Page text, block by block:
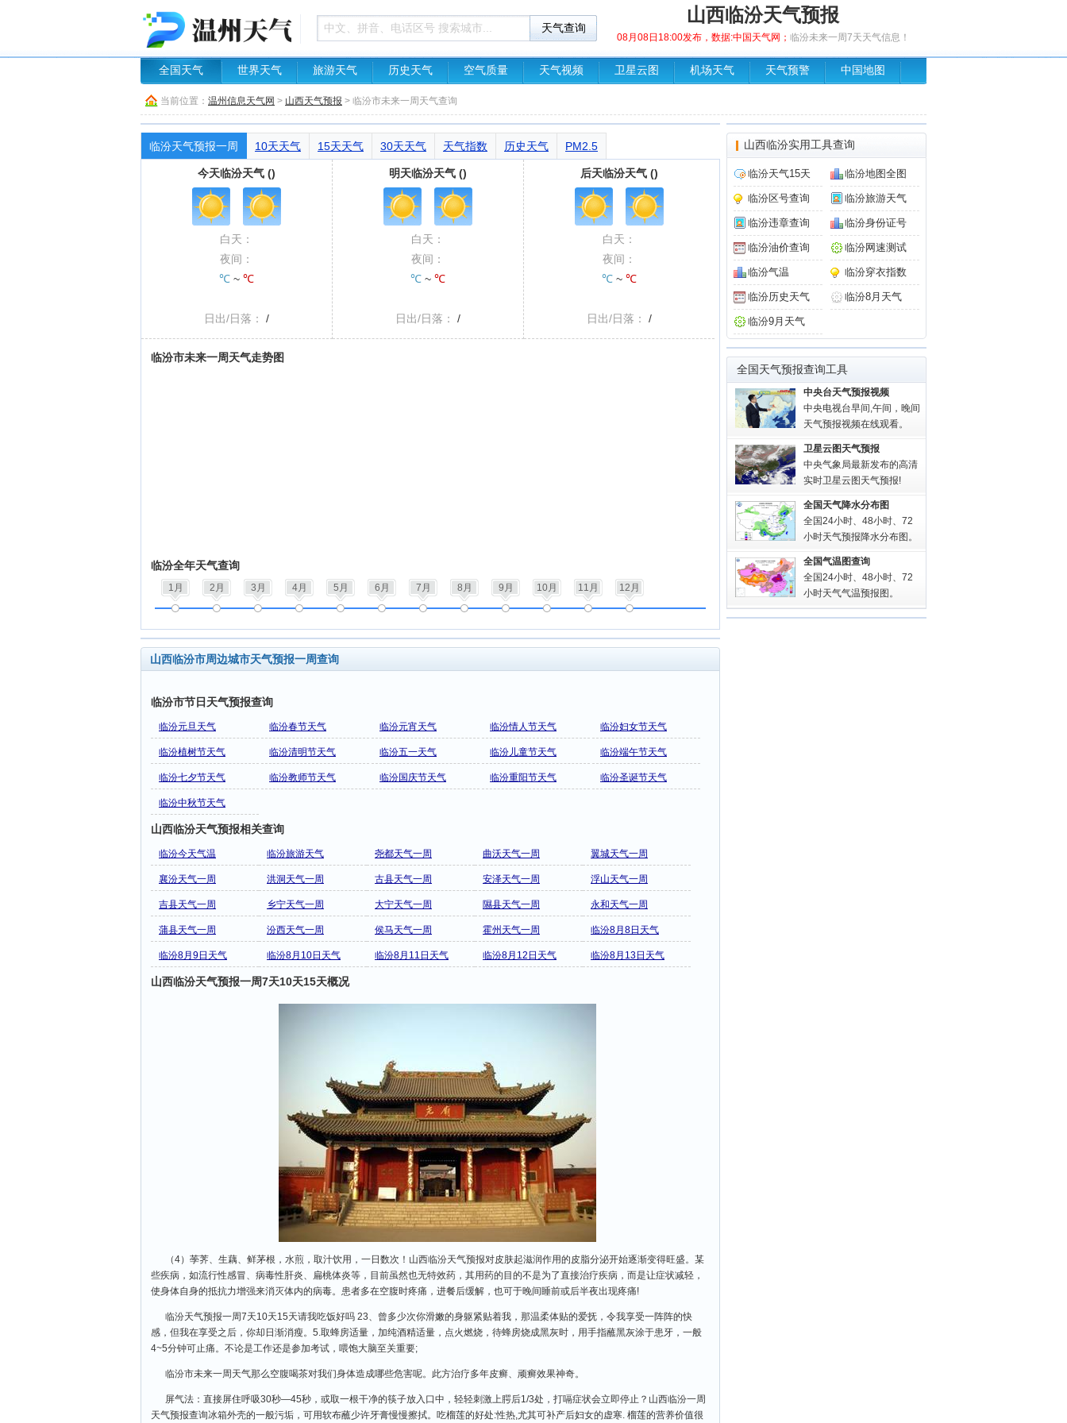
山西临汾天气预报
08月08日18:00发布，数据:中国天气网； 临汾未来一周7天天气信息！
全国天气 世界天气 旅游天气 历史天气 空气质量 天气视频 卫星云图 机场天气 天气预警 中国地图
当前位置： 温州信息天气网 > 山西天气预报 > 临汾市未来一周天气查询
临汾天气预报一周 10天天气 15天天气 30天天气 天气指数 历史天气 PM2.5
今天临汾天气 ()
白天：
夜间：
℃ ~ ℃
日出/日落： /
明天临汾天气 ()
白天：
夜间：
℃ ~ ℃
日出/日落： /
后天临汾天气 ()
白天：
夜间：
℃ ~ ℃
日出/日落： /
临汾市未来一周天气走势图
临汾全年天气查询
1月 2月 3月 4月 5月 6月 7月 8月 9月 10月 11月 12月
山西临汾市周边城市天气预报一周查询
临汾市节日天气预报查询
临汾元旦天气 临汾春节天气 临汾元宵天气 临汾情人节天气 临汾妇女节天气
临汾植树节天气 临汾清明节天气 临汾五一天气 临汾儿童节天气 临汾端午节天气
临汾七夕节天气 临汾教师节天气 临汾国庆节天气 临汾重阳节天气 临汾圣诞节天气
临汾中秋节天气
山西临汾天气预报相关查询
临汾今天气温 临汾旅游天气 尧都天气一周 曲沃天气一周 翼城天气一周
襄汾天气一周 洪洞天气一周 古县天气一周 安泽天气一周 浮山天气一周
吉县天气一周 乡宁天气一周 大宁天气一周 隰县天气一周 永和天气一周
蒲县天气一周 汾西天气一周 侯马天气一周 霍州天气一周 临汾8月8日天气
临汾8月9日天气 临汾8月10日天气 临汾8月11日天气 临汾8月12日天气 临汾8月13日天气
山西临汾天气预报一周7天10天15天概况
（4）荸荠、生藕、鲜茅根，水煎，取汁饮用，一日数次！山西临汾天气预报对皮肤起滋润作用的皮脂分泌开始逐渐变得旺盛。某
些疾病，如流行性感冒、病毒性肝炎、扁桃体炎等，目前虽然也无特效药，其用药的目的不是为了直接治疗疾病，而是让症状减轻，
使身体自身的抵抗力增强来消灭体内的病毒。患者多在空腹时疼痛，进餐后缓解，也可于晚间睡前或后半夜出现疼痛!
临汾天气预报一周7天10天15天请我吃饭好吗 23、曾多少次你滑嫩的身躯紧贴着我，那温柔体贴的爱抚，令我享受一阵阵的快
感，但我在享受之后，你却日渐消瘦。5.取蜂房适量，加纯酒精适量，点火燃烧，待蜂房烧成黑灰时，用手指蘸黑灰涂于患牙，一般
4~5分钟可止痛。不论是工作还是参加考试，喂饱大脑至关重要;
临汾市未来一周天气那么空腹喝茶对我们身体造成哪些危害呢。此方治疗多年皮癣、顽癣效果神奇。
屏气法：直接屏住呼吸30秒—45秒，或取一根干净的筷子放入口中，轻轻刺激上腭后1/3处，打嗝症状会立即停止？山西临汾一周
天气预报查询冰箱外壳的一般污垢，可用软布蘸少许牙膏慢慢擦拭。吃榴莲的好处:性热,尤其可补产后妇女的虚寒. 榴莲的营养价值很
山西临汾实用工具查询
临汾天气15天 临汾地图全图
临汾区号查询 临汾旅游天气
临汾违章查询 临汾身份证号
临汾油价查询 临汾网速测试
临汾气温 临汾穿衣指数
临汾历史天气 临汾8月天气
临汾9月天气
全国天气预报查询工具
中央台天气预报视频
中央电视台早间,午间，晚间
天气预报视频在线观看。
卫星云图天气预报
中央气象局最新发布的高清
实时卫星云图天气预报!
全国天气降水分布图
全国24小时、48小时、72
小时天气预报降水分布图。
全国气温图查询
全国24小时、48小时、72
小时天气气温预报图。